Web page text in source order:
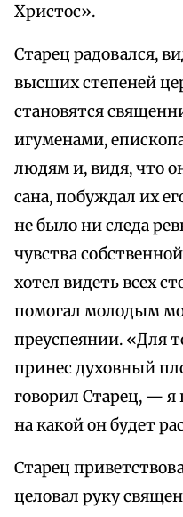
Христос».
Старец радовался,
высших степеней
становятся
игуменами,
людям и, видя, что
сана, побуждал их
не было ни следа
чувства
хотел видеть всех
помогал молодым
преуспеянии. «Для
принес духовный
говорил Старец, — я
на какой он будет
Старец
целовал руку